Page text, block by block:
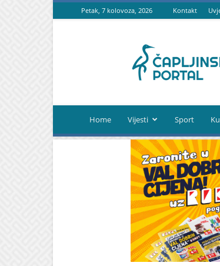
Petak, 7 kolovoza, 2026 Kontakt
portal
Home Vijesti Sport